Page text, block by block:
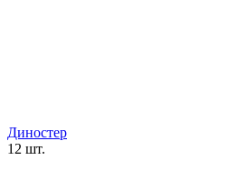
Диностер
12 шт.